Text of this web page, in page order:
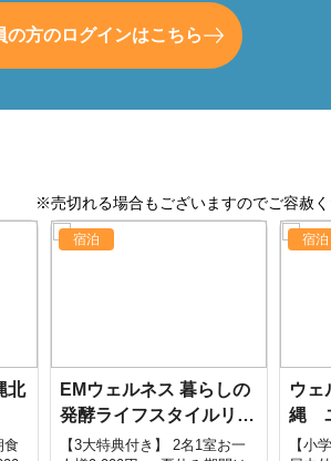
の方のログインはこちら
※売切れる場合もございますのでご容赦く
北
食
宿泊
EMウェルネス 暮らしの
発酵ライフスタイルリゾ
ート
【3大特典付き】 2名1室お一
宿泊
ウェ
縄
【小